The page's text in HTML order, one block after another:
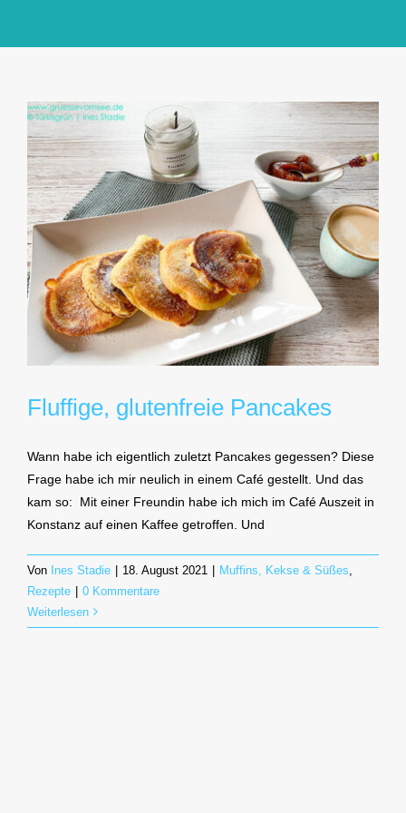
Über mich
Kontakt
Fluffige, glutenfreie Pancakes
Wann habe ich eigentlich zuletzt Pancakes gegessen? Diese
Frage habe ich mir neulich in einem Café gestellt. Und das
kam so: Mit einer Freundin habe ich mich im Café Auszeit in
Konstanz auf einen Kaffee getroffen. Und
Von Ines Stadie | 18. August 2021 | Muffins, Kekse & Süßes
Rezepte | 0 Kommentare
Weiterlesen